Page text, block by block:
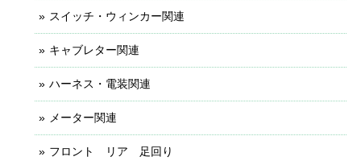
スイッチ・ウィンカー関連
キャブレター関連
ハーネス・電装関連
メーター関連
フロント リア 足回り